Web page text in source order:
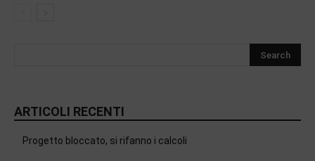
ARTICOLI RECENTI
Progetto bloccato, si rifanno i calcoli